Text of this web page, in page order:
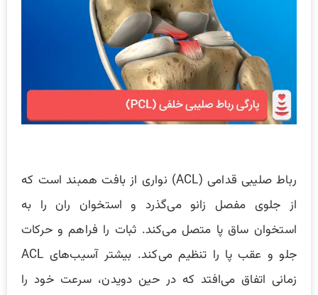
رباط صلیبی قدامی (ACL) نواری از بافت همبند است که
از جلوی مفصل زانو می‌گذرد و استخوان ران را به
استخوان ساق پا متصل می‌کند. ثبات را فراهم و حرکات
جلو و عقب پا را تنظیم می‌کند. بیشتر آسیب‌های ACL
زمانی اتفاق می‌افتد که در حین دویدن، سرعت خود را